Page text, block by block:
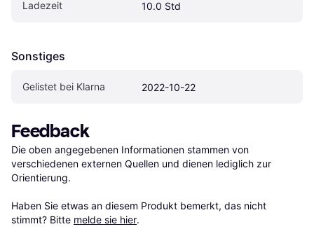
Ladezeit 10.0 Std
Sonstiges
Gelistet bei Klarna 2022-10-22
Feedback
Die oben angegebenen Informationen stammen von
verschiedenen externen Quellen und dienen lediglich zur
Orientierung.
Haben Sie etwas an diesem Produkt bemerkt, das nicht
stimmt? Bitte melde sie hier.